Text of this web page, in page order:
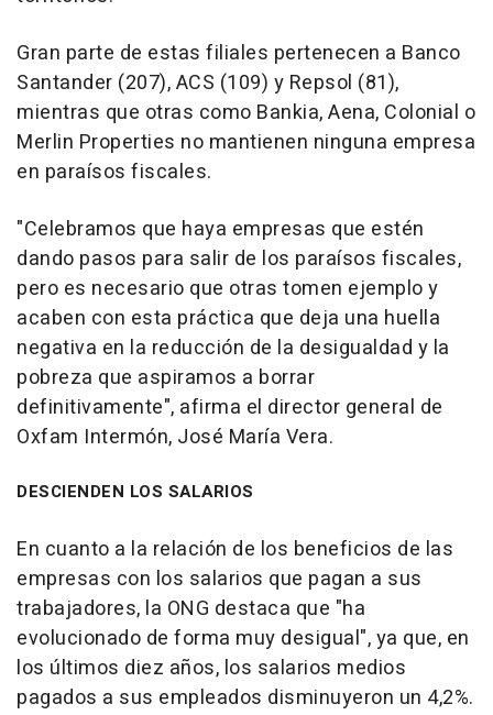
Gran parte de estas filiales pertenecen a Banco
Santander (207), ACS (109) y Repsol (81),
mientras que otras como Bankia, Aena, Colonial o
Merlin Properties no mantienen ninguna empresa
en paraísos fiscales.
"Celebramos que haya empresas que estén
dando pasos para salir de los paraísos fiscales,
pero es necesario que otras tomen ejemplo y
acaben con esta práctica que deja una huella
negativa en la reducción de la desigualdad y la
pobreza que aspiramos a borrar
definitivamente", afirma el director general de
Oxfam Intermón, José María Vera.
DESCIENDEN LOS SALARIOS
En cuanto a la relación de los beneficios de las
empresas con los salarios que pagan a sus
trabajadores, la ONG destaca que "ha
evolucionado de forma muy desigual", ya que, en
los últimos diez años, los salarios medios
pagados a sus empleados disminuyeron un 4,2%.